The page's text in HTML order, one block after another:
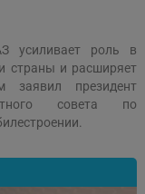
усиливает роль в
страны и расширяет
заявил президент
совета по